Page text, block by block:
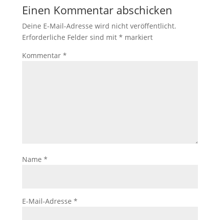
Einen Kommentar abschicken
Deine E-Mail-Adresse wird nicht veröffentlicht.
Erforderliche Felder sind mit * markiert
Kommentar *
Name *
E-Mail-Adresse *